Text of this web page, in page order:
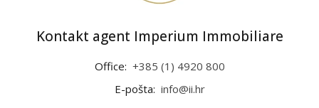
Kontakt agent Imperium Immobiliare
Office: +385 (1) 4920 800
E-pošta: info@ii.hr